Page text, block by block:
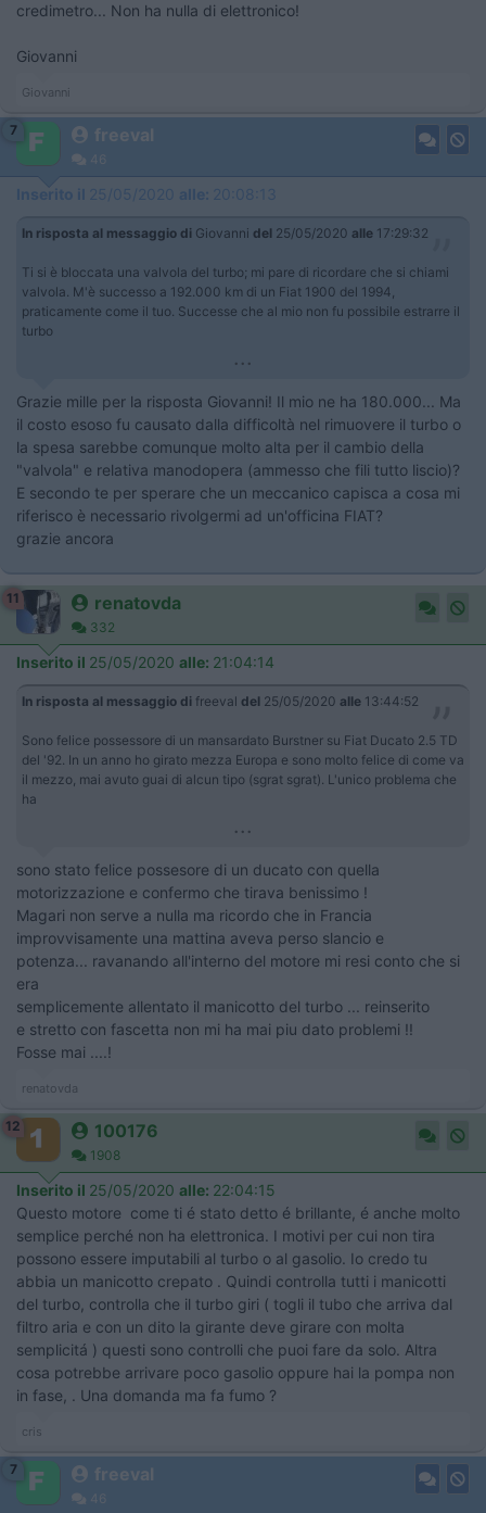
credimetro... Non ha nulla di elettronico!
Giovanni
Giovanni
7 freeval
46
Inserito il 25/05/2020 alle: 20:08:13
In risposta al messaggio di Giovanni del 25/05/2020 alle 17:29:32
Ti si è bloccata una valvola del turbo; mi pare di ricordare che si chiami
valvola. M'è successo a 192.000 km di un Fiat 1900 del 1994,
praticamente come il tuo. Successe che al mio non fu possibile estrarre il
turbo
...
Grazie mille per la risposta Giovanni! Il mio ne ha 180.000... Ma
il costo esoso fu causato dalla difficoltà nel rimuovere il turbo o
la spesa sarebbe comunque molto alta per il cambio della
"valvola" e relativa manodopera (ammesso che fili tutto liscio)?
E secondo te per sperare che un meccanico capisca a cosa mi
riferisco è necessario rivolgermi ad un'officina FIAT?
grazie ancora
11 renatovda
332
Inserito il 25/05/2020 alle: 21:04:14
In risposta al messaggio di freeval del 25/05/2020 alle 13:44:52
Sono felice possessore di un mansardato Burstner su Fiat Ducato 2.5 TD
del '92. In un anno ho girato mezza Europa e sono molto felice di come va
il mezzo, mai avuto guai di alcun tipo (sgrat sgrat). L'unico problema che
ha
...
sono stato felice possesore di un ducato con quella
motorizzazione e confermo che tirava benissimo !
Magari non serve a nulla ma ricordo che in Francia
improvvisamente una mattina aveva perso slancio e
potenza... ravanando all'interno del motore mi resi conto che si
era
semplicemente allentato il manicotto del turbo ... reinserito
e stretto con fascetta non mi ha mai piu dato problemi !!
Fosse mai ....!
renatovda
12 100176
1908
Inserito il 25/05/2020 alle: 22:04:15
Questo motore come ti é stato detto é brillante, é anche molto
semplice perché non ha elettronica. I motivi per cui non tira
possono essere imputabili al turbo o al gasolio. Io credo tu
abbia un manicotto crepato . Quindi controlla tutti i manicotti
del turbo, controlla che il turbo giri ( togli il tubo che arriva dal
filtro aria e con un dito la girante deve girare con molta
semplicitá ) questi sono controlli che puoi fare da solo. Altra
cosa potrebbe arrivare poco gasolio oppure hai la pompa non
in fase, . Una domanda ma fa fumo ?
cris
7 freeval
46